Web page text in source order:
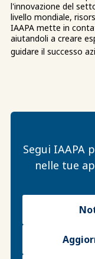
l'innovazione del
livello mondiale,
IAAPA mette in
aiutandoli a creare
guidare il successo
Segui IAAPA
nelle tue